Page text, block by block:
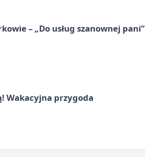
– „Do usług szanownej pani”
Wakacyjna przygoda